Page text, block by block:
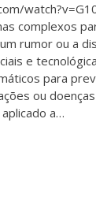
complexos
rumor ou a
e
para
ou
a…